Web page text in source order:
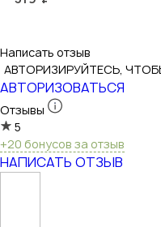
Написать отзыв
АВТОРИЗИРУЙТЕСЬ,
АВТОРИЗОВАТЬСЯ
Отзывы
5
+20 бонусов за отзыв
НАПИСАТЬ ОТЗЫВ